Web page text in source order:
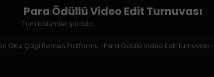
Para Ödüllü Video Edit Turnuvası
Tüm bölümler şurada:
Oku, Çizgi Roman Platformu › Para Ödüllü Video Edit Turnuvası ›